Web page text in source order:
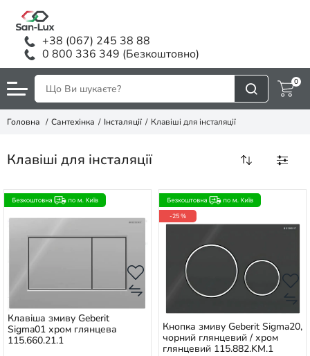
+38 (067) 245 38 88
0 800 336 349 (Безкоштовно)
0
Головна Сантехінка Інсталяції Клавіші для інсталяції
Клавіші для інсталяції
Клавіша змиву Geberit
Sigma01 хром глянцева
115.660.21.1
-25 %
Кнопка змиву Geberit Sigma20,
чорний глянцевий / хром
глянцевий 115.882.KM.1